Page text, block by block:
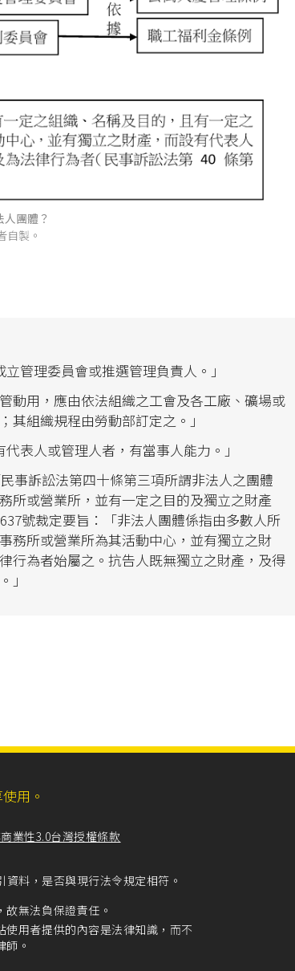
團體？
自製。
管理委員會或推選管理負責人。」
動用，應由依法組織之工會及各工廠、礦場或
組織規程由勞動部訂定之。」
表人或管理人者，有當事人能力。」
事訴訟法第四十條第三項所謂非法人之團體
所或營業所，並有一定之目的及獨立之財產
號裁定要旨：「非法人團體係指由多數人所
務所或營業所為其活動中心，並有獨立之財
行為者始屬之。抗告人既無獨立之財產，及得
」
用。
業性3.0台灣授權條款
料，是否與現行法令規定相符。
無法負保證責任。
用者提供的內容是法律知識，而不
。